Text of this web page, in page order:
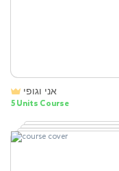
אני וגופי
5 Units Course